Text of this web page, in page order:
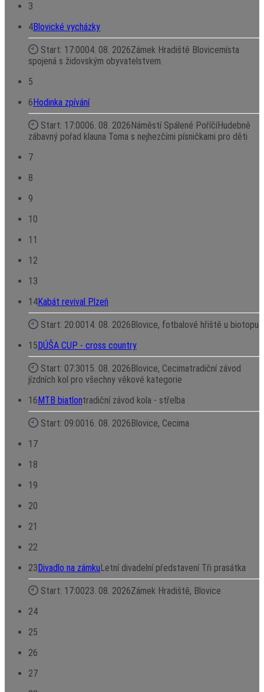
3
4Blovické vycházky
Start: 17:0004. 08. 2026Zámek Hradiště Blovicemísta
spojená s židovským obyvatelstvem.
5
6 Hodinka zpívání
Start: 17:0006. 08. 2026 Náměstí Spálené PoříčíHudebně
zábavný pořad klauna Toma s nejhezčími písničkami pro děti
7
8
9
10
11
12
13
14Kabát revival Plzeň
Start: 20:0014. 08. 2026 Blovice, fotbalové hřiště u biotopu
15 DÚŠA CUP - cross country
Start: 07:3015. 08. 2026 Blovice, Cecimatradiční závod
jízdních kol pro všechny věkové kategorie
16 MTB biatlontradiční závod kola - střelba
Start: 09:0016. 08. 2026 Blovice, Cecima
17
18
19
20
21
22
23 Divadlo na zámku Letní divadelní představení Tři prasátka
Start: 17:0023. 08. 2026Zámek Hradiště, Blovice
24
25
26
27